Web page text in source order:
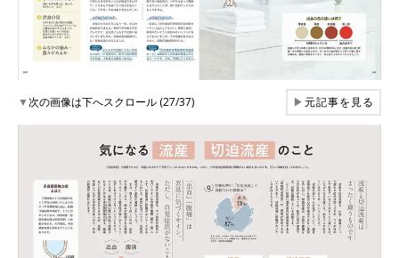
▼次の画像は下へスクロール (27/37) ▶元記事を見る